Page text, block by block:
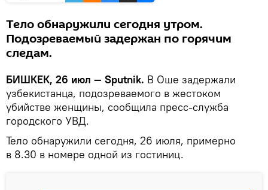
Тело обнаружили сегодня утром.
Подозреваемый задержан по горячим
следам.
БИШКЕК, 26 июл — Sputnik. В Оше задержали
узбекистанца, подозреваемого в жестоком
убийстве женщины, сообщила пресс-служба
городского УВД.
Тело обнаружили сегодня, 26 июля, примерно
в 8.30 в номере одной из гостиниц.